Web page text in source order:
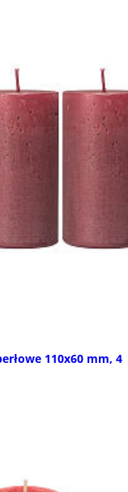
110x60 mm, 4